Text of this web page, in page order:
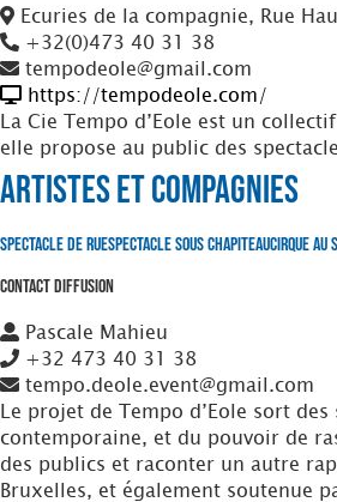
Ecuries de la compagnie, Rue
+32(0)473 40 31 38
tempodeole@gmail.com
https://tempodeole.com/
La Cie Tempo d’Eole est un
elle propose au public des
Artistes et Compagnies
Spectacle de RueSpectacle sous ChapiteauCirque au
Contact Diffusion
Pascale Mahieu
+32 473 40 31 38
tempo.deole.event@gmail.com
Le projet de Tempo d’Eole sort
contemporaine, et du pouvoir de
des publics et raconter un autre
Bruxelles, et également soutenue